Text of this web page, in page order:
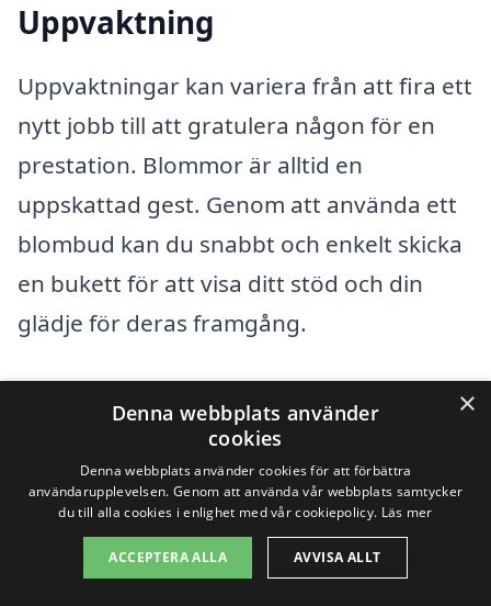
Uppvaktning
Uppvaktningar kan variera från att fira ett
nytt jobb till att gratulera någon för en
prestation. Blommor är alltid en
uppskattad gest. Genom att använda ett
blombud kan du snabbt och enkelt skicka
en bukett för att visa ditt stöd och din
glädje för deras framgång.
Speciella tillfällen och
högtider
Det finns många högtider och speciella
tillfällen där blommor spelar en stor roll.
×
Denna webbplats använder
cookies
Denna webbplats använder cookies för att förbättra
användarupplevelsen. Genom att använda vår webbplats samtycker
du till alla cookies i enlighet med vår cookiepolicy. Läs mer
ACCEPTERA ALLA AVVISA ALLT